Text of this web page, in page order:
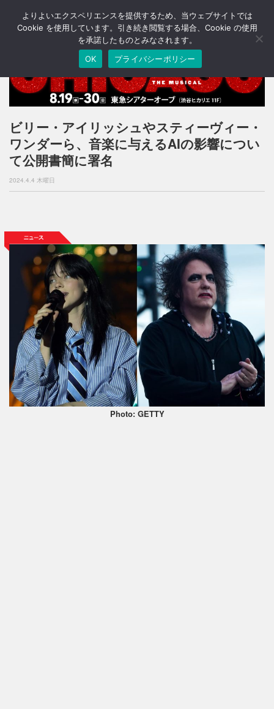
T
o
n
v
g
a
n
ビリー・アイリッシュやスティーヴィー・
ワンダーら、音楽に与えるAIの影響につい
て公開書簡に署名
2024.4.4 木曜日
Photo: GETTY
よりよいエクスペリエンスを提供するため、当ウェブサイトでは
Cookie を使用しています。引き続き閲覧する場合、Cookie の使用
を承諾したものとみなされます。
OK
プライバシーポリシー